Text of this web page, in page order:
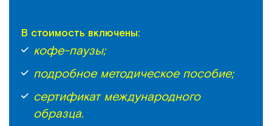
В стоимость включены:
кофе-паузы;
подробное методическое пособие;
сертификат международного
образца.